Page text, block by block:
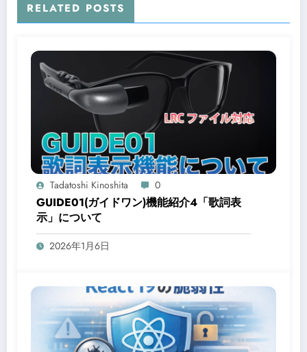
RELATED POSTS
Tadatoshi Kinoshita 0
GUIDE01(ガイドワン)機能紹介4「歌詞表
示」について
2026年1月6日